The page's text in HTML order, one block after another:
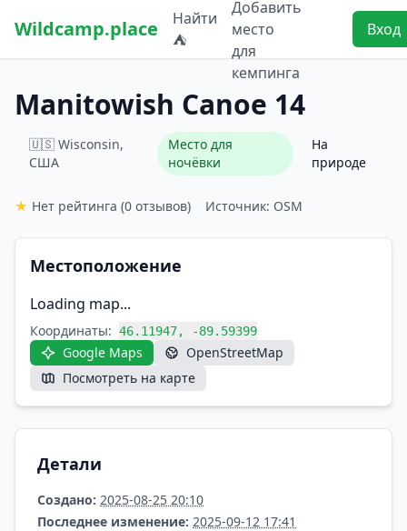
Wildcamp.place
Найти
⛺
Добавить
место
для
кемпинга
Вход
Manitowish Canoe 14
🇺🇸 Wisconsin,
США
Место для
ночёвки
На
природе
★ Нет рейтинга (0 отзывов) Источник: OSM
Местоположение
Loading map...
Координаты: 46.11947, -89.59399
Google Maps
OpenStreetMap
Посмотреть на карте
Детали
Создано: 2025-08-25 20:10
Последнее изменение: 2025-09-12 17:41